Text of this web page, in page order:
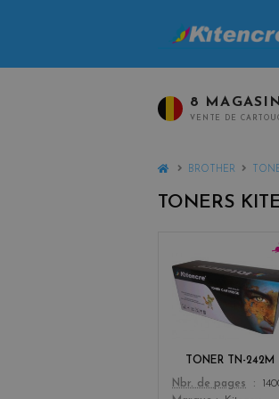
8
VENTE DE
HOMEBROTHER
TONERS
TONER TN-242M
Color
a
g
e
n
a
Nbr. de pages